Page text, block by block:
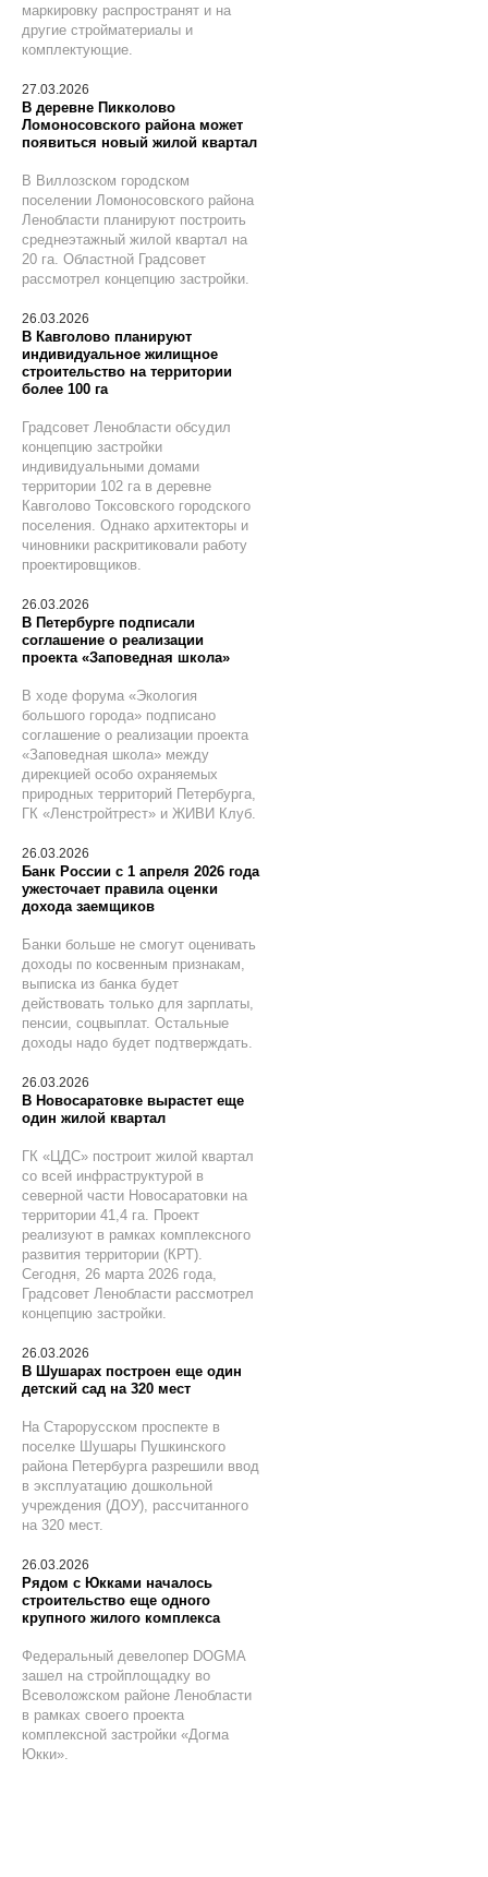
маркировку распространят и на
другие стройматериалы и
комплектующие.
27.03.2026
В деревне Пикколово
Ломоносовского района может
появиться новый жилой квартал
В Виллозском городском
поселении Ломоносовского района
Ленобласти планируют построить
среднеэтажный жилой квартал на
20 га. Областной Градсовет
рассмотрел концепцию застройки.
26.03.2026
В Кавголово планируют
индивидуальное жилищное
строительство на территории
более 100 га
Градсовет Ленобласти обсудил
концепцию застройки
индивидуальными домами
территории 102 га в деревне
Кавголово Токсовского городского
поселения. Однако архитекторы и
чиновники раскритиковали работу
проектировщиков.
26.03.2026
В Петербурге подписали
соглашение о реализации
проекта «Заповедная школа»
В ходе форума «Экология
большого города» подписано
соглашение о реализации проекта
«Заповедная школа» между
дирекцией особо охраняемых
природных территорий Петербурга,
ГК «Ленстройтрест» и ЖИВИ Клуб.
26.03.2026
Банк России с 1 апреля 2026 года
ужесточает правила оценки
дохода заемщиков
Банки больше не смогут оценивать
доходы по косвенным признакам,
выписка из банка будет
действовать только для зарплаты,
пенсии, соцвыплат. Остальные
доходы надо будет подтверждать.
26.03.2026
В Новосаратовке вырастет еще
один жилой квартал
ГК «ЦДС» построит жилой квартал
со всей инфраструктурой в
северной части Новосаратовки на
территории 41,4 га. Проект
реализуют в рамках комплексного
развития территории (КРТ).
Сегодня, 26 марта 2026 года,
Градсовет Ленобласти рассмотрел
концепцию застройки.
26.03.2026
В Шушарах построен еще один
детский сад на 320 мест
На Старорусском проспекте в
поселке Шушары Пушкинского
района Петербурга разрешили ввод
в эксплуатацию дошкольной
учреждения (ДОУ), рассчитанного
на 320 мест.
26.03.2026
Рядом с Юкками началось
строительство еще одного
крупного жилого комплекса
Федеральный девелопер DOGMA
зашел на стройплощадку во
Всеволожском районе Ленобласти
в рамках своего проекта
комплексной застройки «Догма
Юкки».